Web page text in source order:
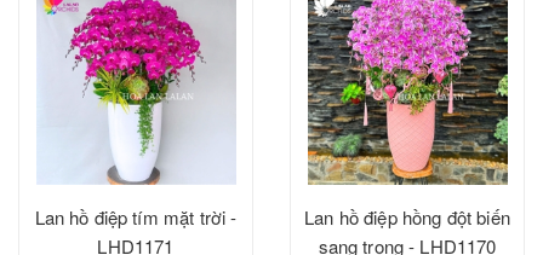
Lan hồ điệp tím mặt trời -
LHD1171
Lan hồ điệp hồng đột biến
sang trọng - LHD1170